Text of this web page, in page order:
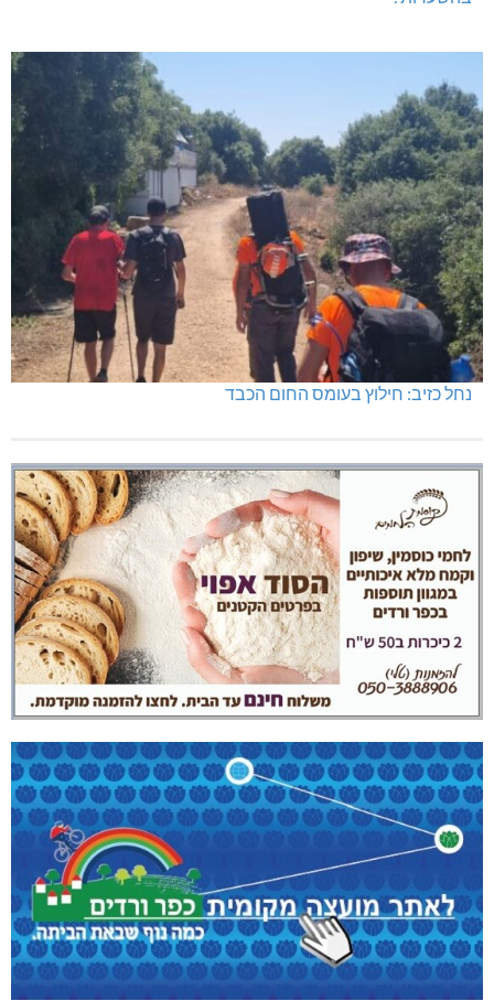
נחל כזיב: חילוץ בעומס החום הכבד